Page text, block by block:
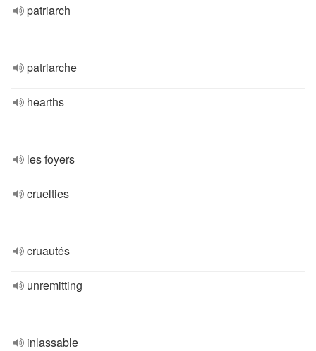
patriarch
patriarche
hearths
les foyers
cruelties
cruautés
unremitting
inlassable